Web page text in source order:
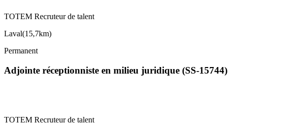
TOTEM Recruteur de talent
Laval(15,7km)
Permanent
Adjointe réceptionniste en milieu juridique (SS-15744)
TOTEM Recruteur de talent